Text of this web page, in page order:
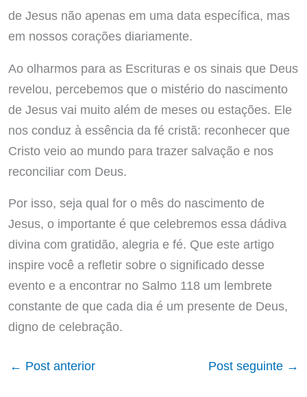
de Jesus não apenas em uma data específica, mas
em nossos corações diariamente.
Ao olharmos para as Escrituras e os sinais que Deus
revelou, percebemos que o mistério do nascimento
de Jesus vai muito além de meses ou estações. Ele
nos conduz à essência da fé cristã: reconhecer que
Cristo veio ao mundo para trazer salvação e nos
reconciliar com Deus.
Por isso, seja qual for o mês do nascimento de
Jesus, o importante é que celebremos essa dádiva
divina com gratidão, alegria e fé. Que este artigo
inspire você a refletir sobre o significado desse
evento e a encontrar no Salmo 118 um lembrete
constante de que cada dia é um presente de Deus,
digno de celebração.
← Post anterior Post seguinte →